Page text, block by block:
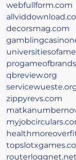
webfullform.com
decorsmag.com
qbreview.org
zippyrevs.com
routerloggnet.net